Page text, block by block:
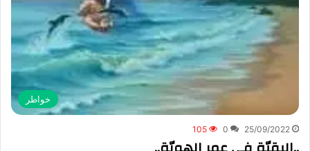
خواطر
25/09/2022
0
105